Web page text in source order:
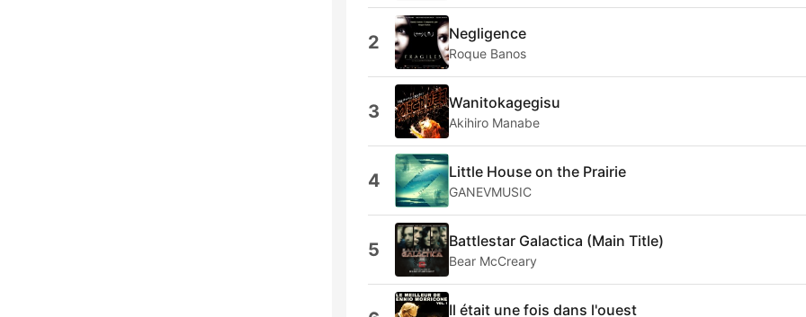
2 Negligence
Roque Banos
3 Wanitokagegisu
Akihiro Manabe
4 Little House on the Prairie
GANEVMUSIC
5 Battlestar Galactica (Main Title)
Bear McCreary
Il était une fois dans l'ouest